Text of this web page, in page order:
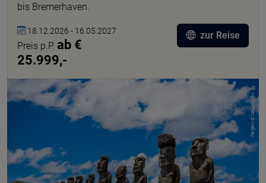
bis Bremerhaven.
18.12.2026 - 16.05.2027
Preis p.P. ab €
25.999,-
zur Reise
© voltamax pixabay